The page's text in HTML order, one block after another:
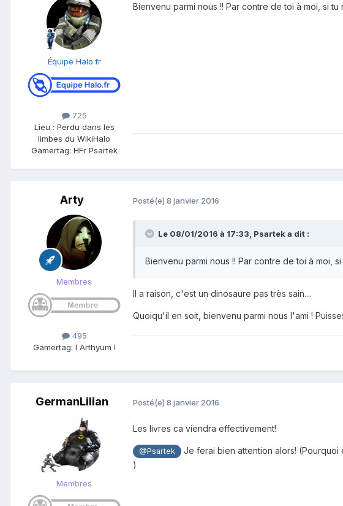
Équipe Halo.fr
725
Lieu : Perdu dans les
limbes du WikiHalo
Gamertag: HFr Psartek
Bienvenu parmi nous !! Par contre de toi à moi, si
Arty
Membres
495
Gamertag: I Arthyum I
Posté(e) 8 janvier 2016
Le 08/01/2016 à 17:33, Psarteka dit :
Bienvenu parmi nous !! Par contre de toi à moi,
Il a raison, c'est un dinosaure pas très sain....
Quoiqu'il en soit, bienvenu parmi nous l'ami !
GermanLilian
Membres
Posté(e) 8 janvier 2016
Les livres ca viendra effectivement!
@Psartek
Je ferai bien attention alors!
)